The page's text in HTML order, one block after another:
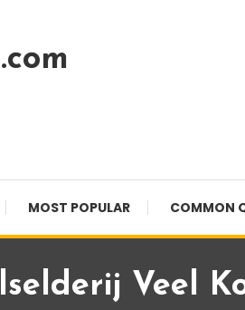
MOST POPULAR COMMON
Veel